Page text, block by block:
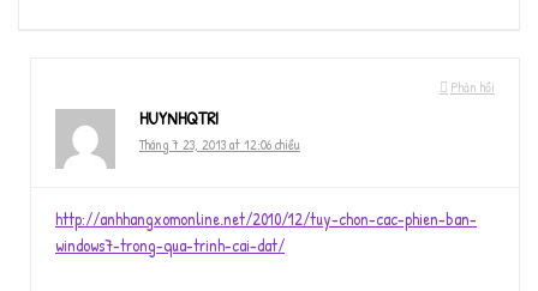
Phản hồi
HUYNHQTRI
Tháng 7 23, 2013 at 12:06 chiều
http://anhhangxomonline.net/2010/12/tuy-chon-cac-phien-ban-
windows7-trong-qua-trinh-cai-dat/